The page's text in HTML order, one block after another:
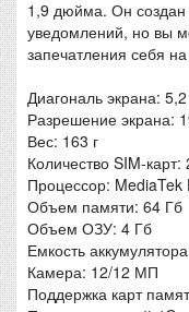
1,9 дюйма. Он
уведомлений, но вы
запечатления себя
Диагональ экрана:
Разрешение экрана:
Вес: 163 г
Количество SIM-карт:
Процессор:
Объем памяти: 64 Гб
Объем ОЗУ: 4 Гб
Емкость
Камера: 12/12 МП
Поддержка карт